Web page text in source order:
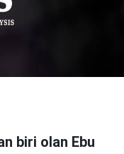
biri olan Ebu